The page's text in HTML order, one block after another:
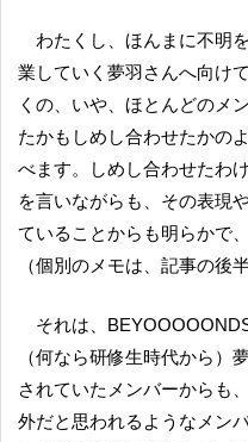
わたくし、ほんまに不明を恥じるのは、メンバーたちが卒
業していく夢羽さんへ向け
くの、いや、ほとんどのメ
たかもしめし合わせたかの
べます。しめし合わせたわ
を言いながらも、その表現
ていることからも明らかで
（個別のメモは、記事の後
それは、BEYOOOOONDS メンバーにあって、従来から
（何なら研修生時代から）
されていたメンバーからも
外だと思われるようなメン